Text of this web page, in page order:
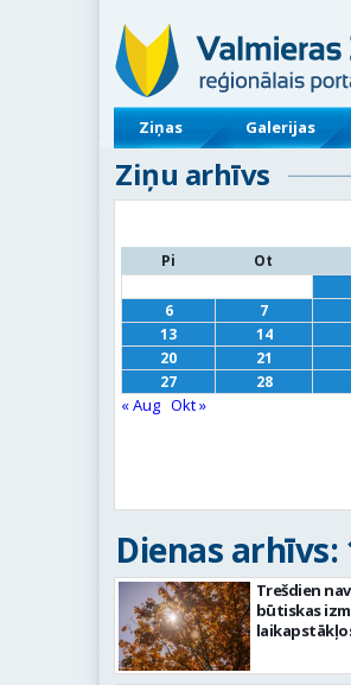
Ziņas Galerijas
Ziņu arhīvs
Pi Ot
6
7
13
14
20
21
27
28
« Aug Okt »
Dienas arhīvs:
Trešdien
būtiskas